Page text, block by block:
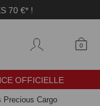
70 €* !
0
OFFICIELLE
Precious Cargo